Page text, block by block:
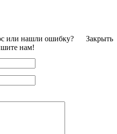
Закрыть
или нашли ошибку?
нам!